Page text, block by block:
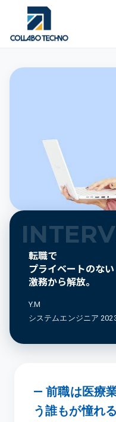
転職で
プライベートのない
激務から解放。
Y.M
システムエンジニア
―前職は医療
う誰もが憧れ